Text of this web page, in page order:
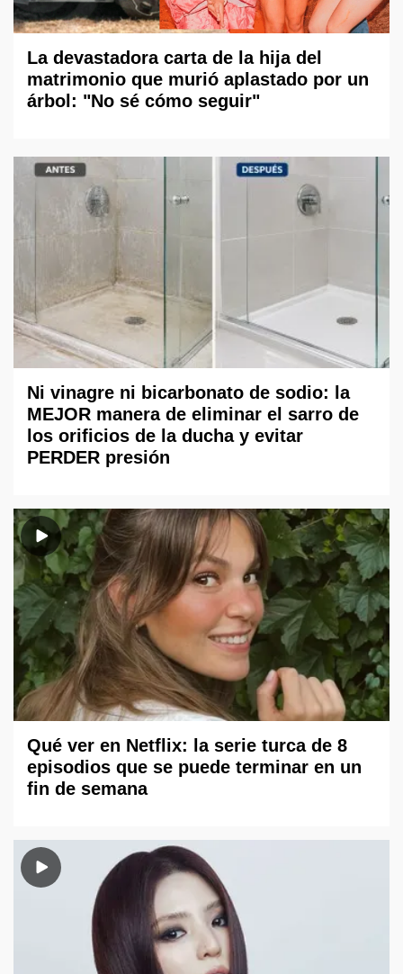
La devastadora carta de la hija del
matrimonio que murió aplastado por un
árbol: "No sé cómo seguir"
Ni vinagre ni bicarbonato de sodio: la
MEJOR manera de eliminar el sarro de
los orificios de la ducha y evitar
PERDER presión
Qué ver en Netflix: la serie turca de 8
episodios que se puede terminar en un
fin de semana